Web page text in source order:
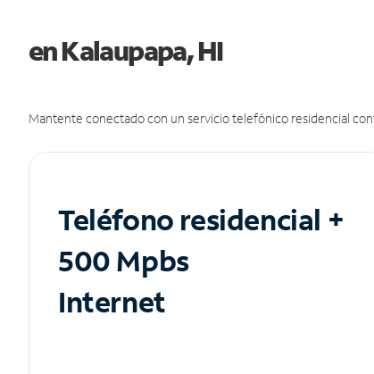
en Kalaupapa, HI
Mantente conectado con un servicio telefónico residencial
Teléfono residencial +
500 Mpbs
Internet